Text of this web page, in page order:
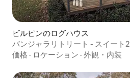
ビルピンのログハウス
バンジャラリトリート - スイート2
価格 · ロケーション · 外観・内装